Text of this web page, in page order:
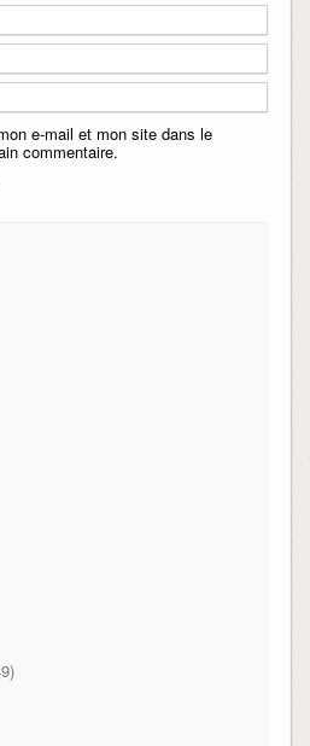
e-mail et mon site dans le
commentaire.